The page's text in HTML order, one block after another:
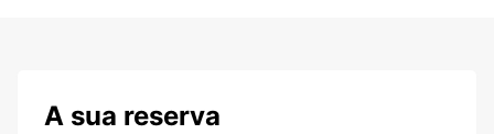
A sua reserva